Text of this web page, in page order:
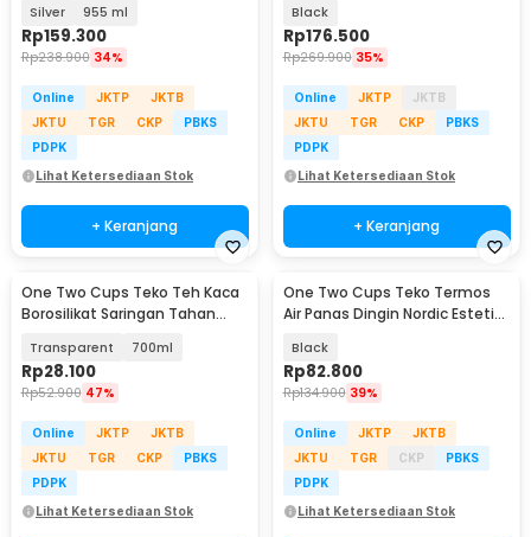
Silver 955 ml
Rp159.300
Rp238.900 34%
Online JKTP
JKTB
JKTU
TGR CKP
PBKS
PDPK
Lihat Ketersediaan Stok
+ Keranjang
Black
Rp176.500
Rp269.900 35%
Online JKTP
JKTB
JKTU
TGR CKP
PBKS
PDPK
Lihat Ketersediaan Stok
+ Keranjang
One Two Cups Teko Teh Kaca
Borosilikat Saringan Tahan
Transparent 700ml
Rp28.100
Rp52.900 47%
Online JKTP
JKTB
JKTU
TGR CKP
PBKS
PDPK
Lihat Ketersediaan Stok
One Two Cups Teko Termos
Air Panas Dingin Nordic Estetik
Black
Rp82.800
Rp134.900 39%
Online JKTP
JKTB
JKTU
TGR CKP
PBKS
PDPK
Lihat Ketersediaan Stok